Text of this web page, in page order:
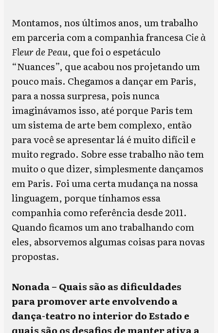
Montamos, nos últimos anos, um trabalho
em parceria com a companhia francesaCie à
Fleur de Peau, que foi o espetáculo
“Nuances”, que acabou nos projetando um
pouco mais. Chegamos a dançar em Paris,
para a nossa surpresa, pois nunca
imaginávamos isso, até porque Paris tem
um sistema de arte bem complexo, então
para você se apresentar lá é muito difícil e
muito regrado. Sobre esse trabalho não tem
muito o que dizer, simplesmente dançamos
em Paris. Foi uma certa mudança na nossa
linguagem, porque tínhamos essa
companhia como referência desde 2011.
Quando ficamos um ano trabalhando com
eles, absorvemos algumas coisas para novas
propostas.
Nonada – Quais são as dificuldades
para promover arte envolvendo a
dança-teatro no interior do Estado e
quais são os desafios de manter ativa a